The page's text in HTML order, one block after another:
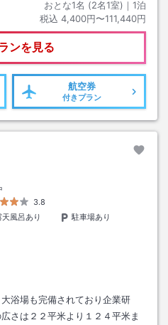
おとな1名 (2名1室)｜ 1泊
税込 4,400円〜111,440円
ンを見る
航空券
付きプラン
3.8
天風呂あり
駐車場あり
浴場も完備されており企業研
さは２２平米より１２４平米ま